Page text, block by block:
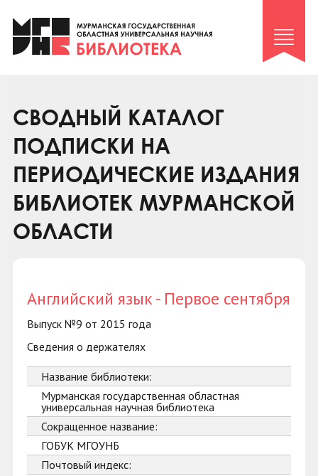
Клуб «Гиря и сельдерей»
Клуб «Семейный архив»
Коллегам
Контакты
СВОДНЫЙ КАТАЛОГ
ПОДПИСКИ НА
ПЕРИОДИЧЕСКИЕ ИЗДАНИЯ
БИБЛИОТЕК МУРМАНСКОЙ
ОБЛАСТИ
Английский язык - Первое сентября
Выпуск №9 от 2015 года
Сведения о держателях
Название библиотеки:
Мурманская государственная областная
универсальная научная библиотека
Сокращенное название:
ГОБУК МГОУНБ
Почтовый индекс: